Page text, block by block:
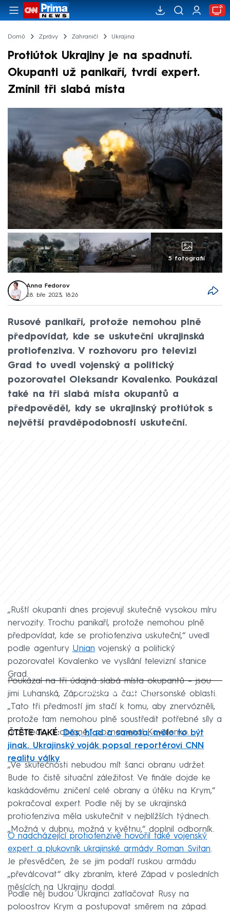
Domů Zprávy Zahraničí Ukrajina
Protiútok Ukrajiny je na spadnutí.
Okupanti už panikaří, tvrdí expert.
Zmínil tři slabá místa
5 fotografií
Anna Fedorov
28. bře 2023, 18:26
Rusové panikaří, protože nemohou plně
předpovídat, kde se uskuteční ukrajinská
protiofenziva. V rozhovoru pro televizi
Grad to uvedl vojenský a politický
pozorovatel Oleksandr Kovalenko. Poukázal
také na tři slabá místa okupantů a
předpověděl, kdy se ukrajinský protiútok s
největší pravděpodobností uskuteční.
„Ruští okupanti dnes projevují skutečně vysokou míru
nervozity. Trochu panikaří, protože nemohou plně
předpovídat, kde se protiofenziva uskuteční,“ uvedl
podle agentury Unian vojenský a politický
pozorovatel Kovalenko ve vysílání televizní stanice
Grad.
Failed to fetch
Poukázal na tři údajná slabá místa okupantů – jsou
jimi Luhanská, Záporožská a část Chersonské oblasti.
„Tato tři předmostí jim stačí k tomu, aby znervózněli,
protože tam nemohou plně soustředit potřebné síly a
prostředky k obraně,“ poznamenal Kovalenko.
ČTĚTE TAKÉ:Děs, hlad a samota, mělo to být
jinak. Ukrajinský voják popsal reportérovi CNN
realitu války
„Ve skutečnosti nebudou mít šanci obranu udržet.
Bude to čistě situační záležitost. Ve finále dojde ke
kaskádovému zničení celé obrany a útěku na Krym,“
pokračoval expert. Podle něj by se ukrajinská
protiofenziva měla uskutečnit v nejblížších týdnech.
„Možná v dubnu, možná v květnu,“ doplnil odborník.
O nadcházející protiofenzivě hovořil také vojenský
expert a plukovník ukrajinské armády Roman Svitan.
Je přesvědčen, že se jim podaří ruskou armádu
„převálcovat“ díky zbraním, které Západ v posledních
měsících na Ukrajinu dodal.
Podle něj budou Ukrajinci zatlačovat Rusy na
poloostrov Krym a postupovat směrem na západ.